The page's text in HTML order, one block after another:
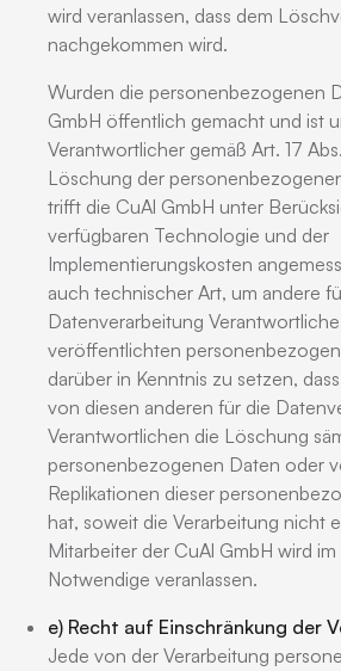
wird veranlassen, dass dem
nachgekommen wird.
Wurden die personenbezogenen
GmbH öffentlich gemacht und ist
Verantwortlicher gemäß Art. 17
Löschung der
trifft die CuAl GmbH unter
verfügbaren Technologie und der
Implementierungskosten
auch technischer Art, um andere
Datenverarbeitung
veröffentlichten
darüber in Kenntnis zu setzen,
von diesen anderen für die
Verantwortlichen die Löschung
personenbezogenen Daten oder
Replikationen dieser
hat, soweit die Verarbeitung nicht
Mitarbeiter der CuAl GmbH wird im
Notwendige veranlassen.
e) Recht auf Einschränkung der
Jede von der Verarbeitung